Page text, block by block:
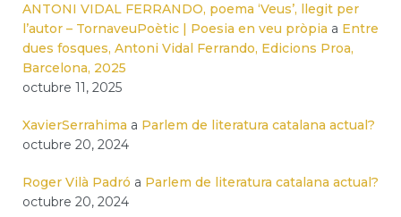
ANTONI VIDAL FERRANDO, poema ‘Veus’, llegit per
l’autor – TornaveuPoètic | Poesia en veu pròpia a Entre
dues fosques, Antoni Vidal Ferrando, Edicions Proa,
Barcelona, 2025
octubre 11, 2025
XavierSerrahima a Parlem de literatura catalana actual?
octubre 20, 2024
Roger Vilà Padró a Parlem de literatura catalana actual?
octubre 20, 2024